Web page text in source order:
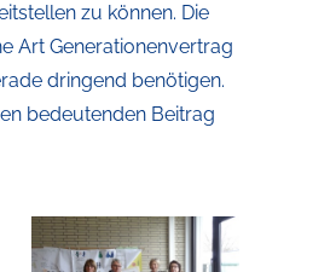
zu können. Die
Art Generationenvertrag
dringend benötigen.
bedeutenden Beitrag